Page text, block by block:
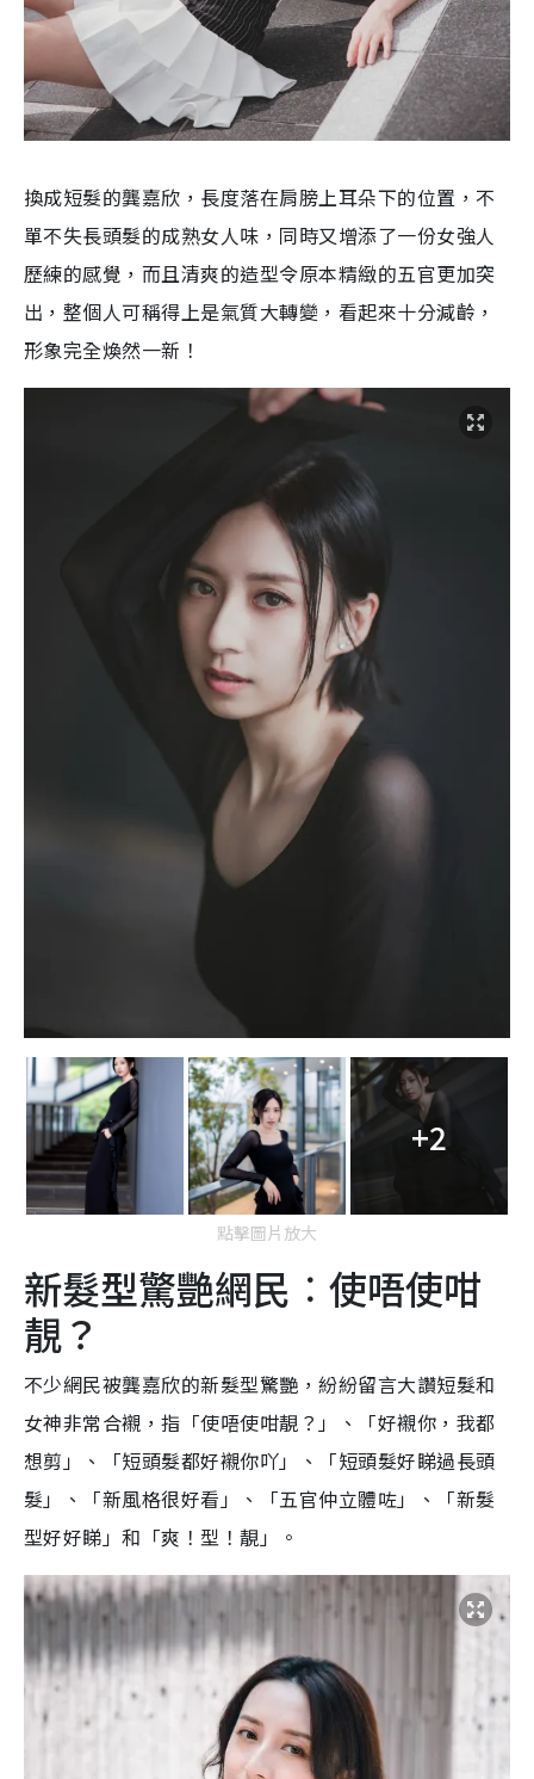
換成短髮的龔嘉欣，長度落在肩膀上耳朵下的位置， 不
單不失長頭髮的成熟女人味，同時又增添了一份女強人
歷練的感覺，而且清爽的造型令原本精緻的五官更加突
出， 整個人可稱得上是氣質大轉變，看起來十分減齡，
形象完全煥然一新！
+2
點擊圖片放大
新髮型驚艷網民︰使唔使咁
靚？
不少網民被龔嘉欣的新髮型驚艷，紛紛留言大讚短髮和
女神非常合襯，指「使唔使咁靚？」、「好襯你，我都
想剪」、「短頭髮都好襯你吖」、「短頭髮好睇過長頭
髮」、「新風格很好看」、「五官仲立體咗」、「新髮
型好好睇」和「爽！型！靚」。